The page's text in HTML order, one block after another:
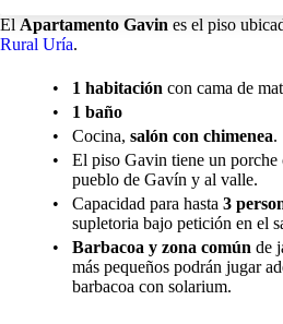
date.
Press
the
mark
key
get
the
keyboard
shortcuts
for
changing
dates.
a
the
key
to
for
El Apartamento Gavin es el piso
Rural Uría.
• 1 habitación con cama de
•
1 baño
•
Cocina, salón con chimenea.
•
El piso Gavin tiene un porche
pueblo de Gavín y al valle.
•
Capacidad para hasta 3
supletoria bajo petición en el
•
Barbacoa y zona común de
más pequeños podrán jugar
barbacoa con solarium.